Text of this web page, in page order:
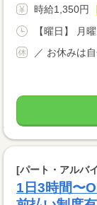
時給1,350円
【曜日】 月
／ お休みは
[パート・アルバ
1日3時間〜